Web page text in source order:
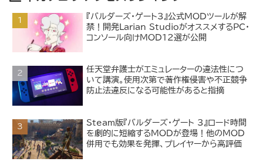
『バルダーズ・ゲート3』公式MODツールが解
禁！開発Larian StudioがオススメするPC・
コンソール向けMOD12選が公開
任天堂弁護士がエミュレーターの違法性につ
いて講演。使用次第で著作権侵害や不正競争
防止法違反になる可能性があると指摘
Steam版『バルダーズ・ゲート 3』ロード時間
を劇的に短縮するMODが登場！他のMOD
併用でも効果を発揮、プレイヤーから高評価